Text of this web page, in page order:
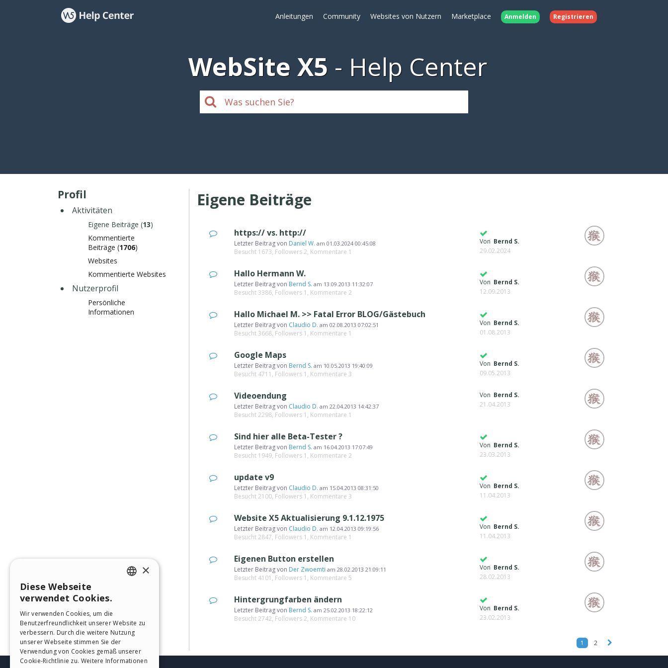
Anleitungen Community Websites von Nutzern Marketplace Anmelden Registrieren
WebSite X5 Help Center
Profil
Aktivitäten
Eigene Beiträge (13)
Kommentierte
Beiträge (1706)
Websites
Kommentierte Websites
Nutzerprofil
Persönliche
Informationen
Eigene Beiträge
https:// vs. http://
Letzter Beitrag von Daniel W. am01.03.2024 00:45:08
Besucht 1673, Followers 2, Kommentare 1
Von Bernd S.
29.02.2024
Hallo Hermann W.
Letzter Beitrag von Bernd S. am 13.09.2013 11:32:07
Besucht 3386, Followers 1, Kommentare 2
Von Bernd S.
12.09.2013
Hallo Michael M. >> Fatal Error BLOG/Gästebuch
Letzter Beitrag von Claudio D. am02.08.2013 07:02:51
Besucht 3668, Followers 1, Kommentare 1
Von Bernd S.
01.08.2013
Google Maps
Letzter Beitrag von Bernd S. am 10.05.2013 19:40:09
Besucht 4711, Followers 1, Kommentare 3
Von Bernd S.
09.05.2013
Videoendung
Letzter Beitrag von Claudio D. am22.04.2013 14:42:37
Besucht 2298, Followers 1, Kommentare 1
Von Bernd S.
21.04.2013
Sind hier alle Beta-Tester ?
Letzter Beitrag von Bernd S. am 16.04.2013 17:07:49
Besucht 1949, Followers 1, Kommentare 2
Von Bernd S.
23.03.2013
update v9
Letzter Beitrag von Claudio D. am 15.04.2013 08:31:50
Besucht 2100, Followers 1, Kommentare 3
Von Bernd S.
11.04.2013
Website X5 Aktualisierung 9.1.12.1975
Letzter Beitrag von Claudio D. am 12.04.2013 09:19:56
Besucht 2847, Followers 1, Kommentare 1
Von Bernd S.
11.04.2013
Eigenen Button erstellen
Letzter Beitrag von Der Zwoemti am28.02.2013 21:09:11
Besucht 4101, Followers 1, Kommentare 5
Von Bernd S.
28.02.2013
Hintergrungfarben ändern
Letzter Beitrag von Bernd S. am25.02.2013 18:22:12
Besucht 2742, Followers 2, Kommentare 10
Von Bernd S.
23.02.2013
1 2
GERMAN
SPANISH
PORTUGUESE
×
Diese Webseite
verwendet Cookies.
Wir verwenden Cookies, um die
Benutzerfreundlichkeit unserer Website zu
verbessern. Durch die weitere Nutzung
unserer Webseite stimmen Sie der
Verwendung von Cookies gemäß unserer
Cookie-Richtlinie zu. Weitere Informationen